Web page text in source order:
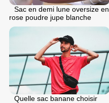
Sac en demi lune oversize en
rose poudre jupe blanche
Quelle sac banane choisir